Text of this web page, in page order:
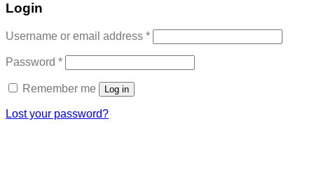
Login
Username or email address *Required
Password *Required
Remember me Log in
Lost your password?